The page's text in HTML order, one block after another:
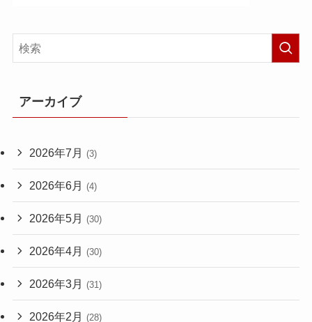
アーカイブ
2026年7月 (3)
2026年6月 (4)
2026年5月 (30)
2026年4月 (30)
2026年3月 (31)
2026年2月 (28)